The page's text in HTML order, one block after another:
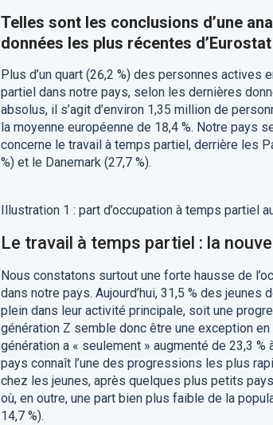
Telles sont les conclusions d’une
données les plus récentes
Plus d’un quart (26,2 %) des personnes
partiel dans notre pays, selon les dernières
absolus, il s’agit d’environ 1,35 million de
la moyenne européenne de 18,4 %. Notre pays
concerne le travail à temps partiel, derrière les
%) et le Danemark (27,7 %).
Illustration 1 : part d’occupation à temps
Le travail à temps partiel : la
Nous constatons surtout une forte hausse de
dans notre pays. Aujourd’hui, 31,5 % des
plein dans leur activité principale, soit une
génération Z semble donc être une exception en
génération a « seulement » augmenté de 23,3 %
pays connaît l’une des progressions les plus
chez les jeunes, après quelques plus petits
où, en outre, une part bien plus faible de la
14,7 %).